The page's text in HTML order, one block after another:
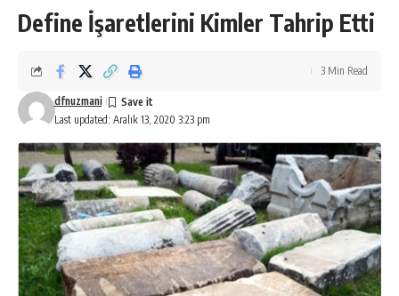
Define İşaretlerini Kimler Tahrip Etti
Last updated: Aralık 13, 2020 3:23 pm
dfnuzmani
3 Min Read